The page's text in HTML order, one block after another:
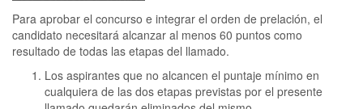
Para aprobar el concurso e integrar el orden de prelación, el
candidato necesitará alcanzar al menos 60 puntos como
resultado de todas las etapas del llamado.
Los aspirantes que no alcancen el puntaje mínimo en
cualquiera de las dos etapas previstas por el presente